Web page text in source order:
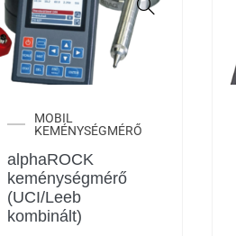
MOBIL
KEMÉNYSÉGMÉRŐ
alphaROCK
keménységmérő
(UCI/Leeb
kombinált)